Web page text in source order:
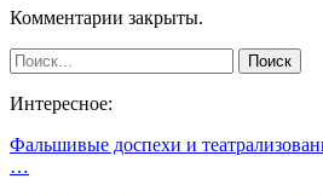
Комментарии закрыты.
Интересное:
Фальшивые доспехи и
…